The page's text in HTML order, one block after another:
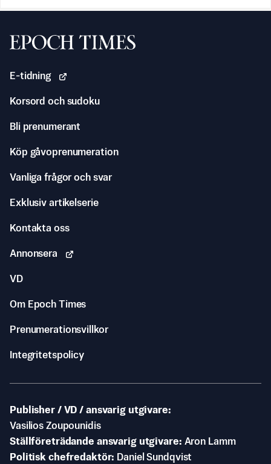
Svenska Epoch Times
E-tidning
Korsord och sudoku
Bli prenumerant
Köp gåvoprenumeration
Vanliga frågor och svar
Exklusiv artikelserie
Kontakta oss
Annonsera
VD
Om Epoch Times
Prenumerationsvillkor
Integritetspolicy
Publisher / VD / ansvarig utgivare
Vasilios Zoupounidis
Ställföreträdande ansvarig utgivare Aron Lamm
Politisk chefredaktör
Daniel Sundqvist